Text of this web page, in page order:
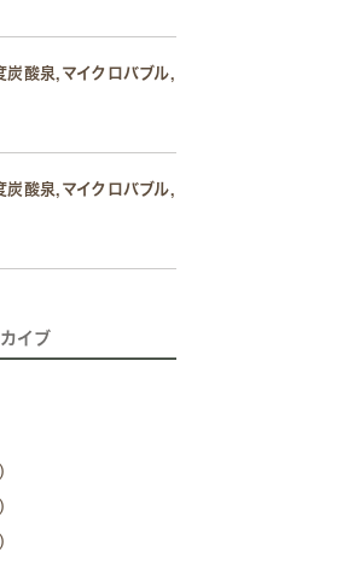
酸泉,マイクロバブル,
酸泉,マイクロバブル,
イブ